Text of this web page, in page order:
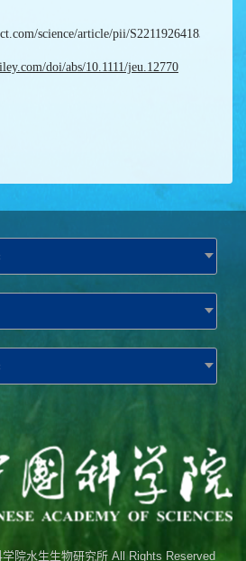
science/article/pii/S2211926418310579
doi/abs/10.1111/jeu.12770
院水生生物研究所 All Rights Reserved